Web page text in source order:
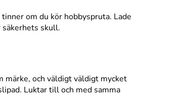
om du kör hobbyspruta. Lade
skull.
märke, och väldigt väldigt mycket
Luktar till och med samma